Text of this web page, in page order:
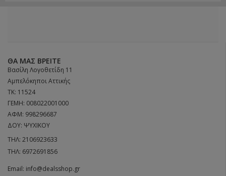
ΘΑ ΜΑΣ ΒΡΕΊΤΕ
Βασίλη Λογοθετίδη 11
Αμπελόκηποι Αττικής
ΤΚ: 11524
ΓΕΜΗ: 008022001000
ΑΦΜ: 998296687
ΔΟΥ: ΨΥΧΙΚΟΥ
ΤΗΛ: 2106923633
ΤΗΛ: 6972691856
Email: info@dealsshop.gr